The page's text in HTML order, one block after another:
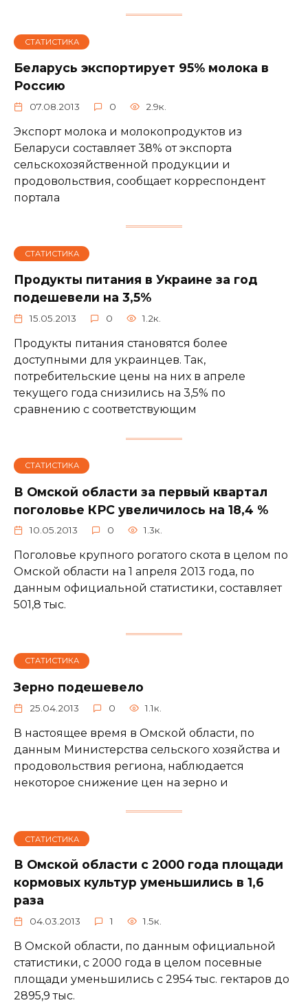
СТАТИСТИКА
Беларусь экспортирует 95% молока в
Россию
07.08.2013 0 2.9к.
Экспорт молока и молокопродуктов из
Беларуси составляет 38% от экспорта
сельскохозяйственной продукции и
продовольствия, сообщает корреспондент
портала
СТАТИСТИКА
Продукты питания в Украине за год
подешевели на 3,5%
15.05.2013 0 1.2к.
Продукты питания становятся более
доступными для украинцев. Так,
потребительские цены на них в апреле
текущего года снизились на 3,5% по
сравнению с соответствующим
СТАТИСТИКА
В Омской области за первый квартал
поголовье КРС увеличилось на 18,4 %
10.05.2013 0 1.3к.
Поголовье крупного рогатого скота в целом по
Омской области на 1 апреля 2013 года, по
данным официальной статистики, составляет
501,8 тыс.
СТАТИСТИКА
Зерно подешевело
25.04.2013 0 1.1к.
В настоящее время в Омской области, по
данным Министерства сельского хозяйства и
продовольствия региона, наблюдается
некоторое снижение цен на зерно и
СТАТИСТИКА
В Омской области с 2000 года площади
кормовых культур уменьшились в 1,6
раза
04.03.2013 1 1.5к.
В Омской области, по данным официальной
статистики, с 2000 года в целом посевные
площади уменьшились с 2954 тыс. гектаров до
2895,9 тыс.